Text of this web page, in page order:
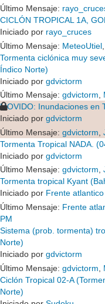
Último Mensaje:
CICLÓN TROPICAL 1A,
Iniciado por rayo_cruces
Último Mensaje: MeteoUtiel
Tormenta ciclónica muy
Índico Norte)
Iniciado por gdvictorm
Último Mensaje: gdvictorm
MOVIDO: Inundaciones en
Iniciado por gdvictorm
Último Mensaje: gdvictorm
Tormenta Tropical NADA.
Iniciado por gdvictorm
Último Mensaje: gdvictorm,
Tormenta tropical Kyant
Iniciado por Frente atlantico
Último Mensaje: Frente
PM
Sistema (prob. tormenta)
Norte)
Iniciado por gdvictorm
Último Mensaje: gdvictorm
Ciclón Tropical 02-A
Norte)